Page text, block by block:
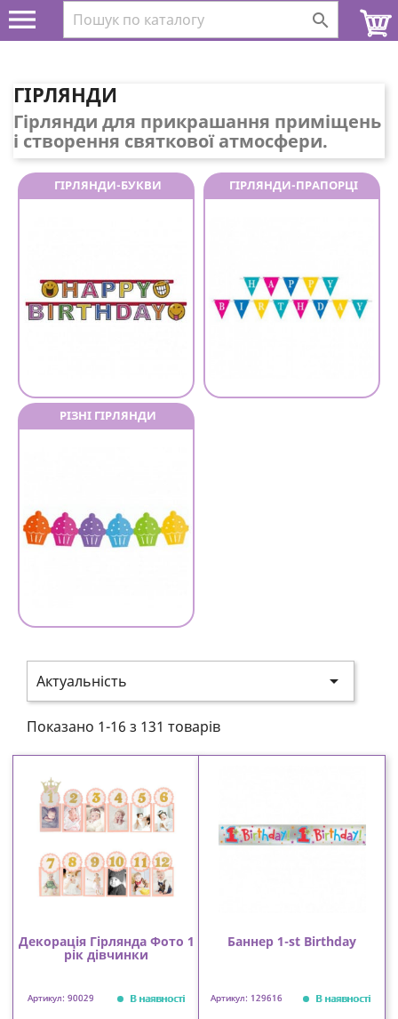
 
ГІРЛЯНДИ
Гірлянди для прикрашання приміщень
і створення святкової атмосфери.
ГІРЛЯНДИ-БУКВИ ГІРЛЯНДИ-ПРАПОРЦІ
РІЗНІ ГІРЛЯНДИ
Актуальність 
Показано 1-16 з 131 товарів
Декорація Гірлянда Фото 1
рік дівчинки
Артикул: 90029 В наявності
Баннер 1-st Birthday
Артикул: 129616 В наявності